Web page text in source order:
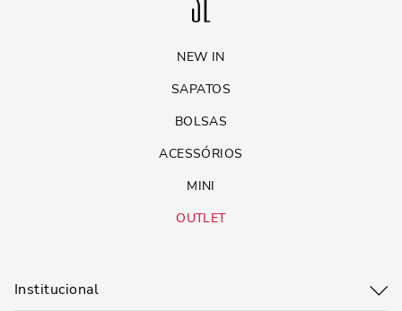
NEW IN
SAPATOS
BOLSAS
ACESSÓRIOS
MINI
OUTLET
Institucional